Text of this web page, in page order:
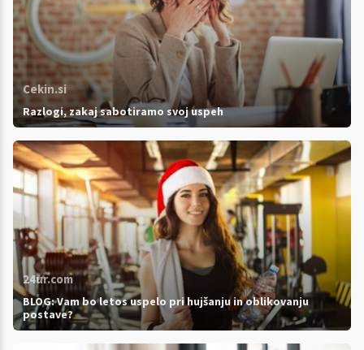
Cekin.si
Razlogi, zakaj sabotiramo svoj uspeh
24ur.com
BLOG: Vam bo letos uspelo pri hujšanju in oblikovanju
postave?